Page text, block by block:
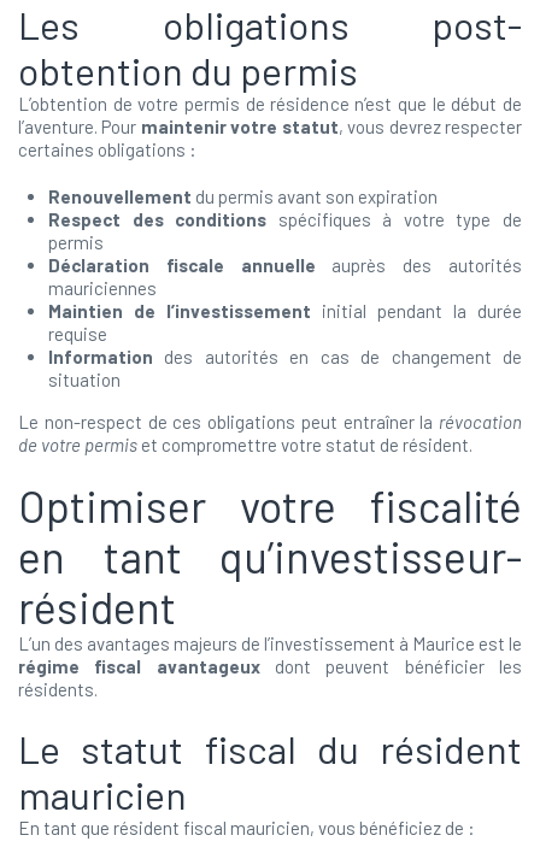
Les obligations post-
obtention du permis
L’obtention de votre permis de résidence n’est que le début de
l’aventure. Pour maintenir votre statut, vous devrez respecter
certaines obligations :
Renouvellement du permis avant son expiration
Respect des conditions spécifiques à votre type de
permis
Déclaration fiscale annuelle auprès des autorités
mauriciennes
Maintien de l’investissement initial pendant la durée
requise
Information des autorités en cas de changement de
situation
Le non-respect de ces obligations peut entraîner la révocation
de votre permis et compromettre votre statut de résident.
Optimiser votre fiscalité
en tant qu’investisseur-
résident
L’un des avantages majeurs de l’investissement à Maurice est le
régime fiscal avantageuxdont peuvent bénéficier les
résidents.
Le statut fiscal du résident
mauricien
En tant que résident fiscal mauricien, vous bénéficiez de :